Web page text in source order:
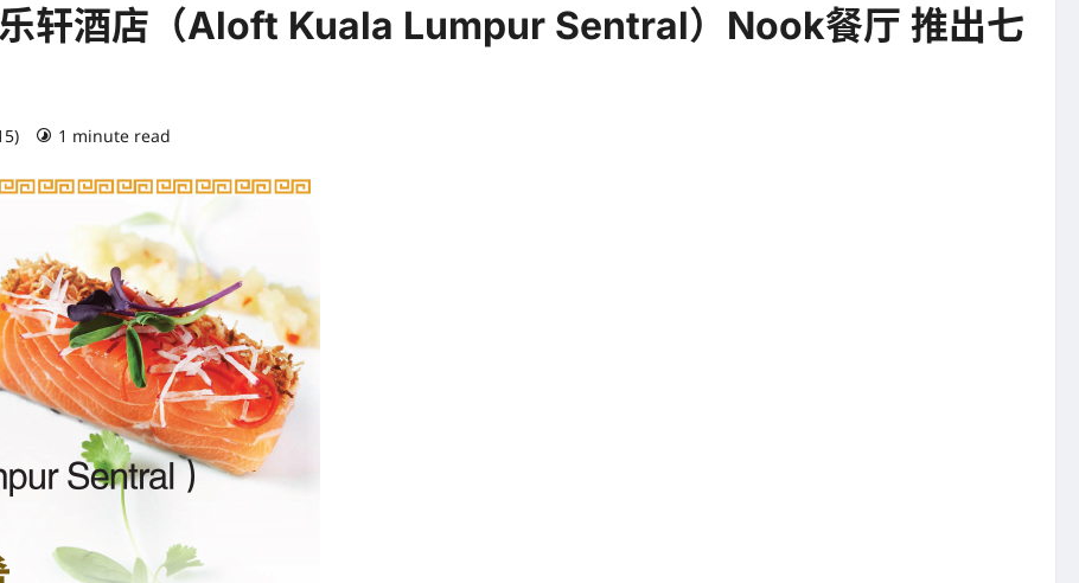
轩酒店（Aloft Kuala Lumpur Sentral）Nook餐厅 推出七
1 minute read